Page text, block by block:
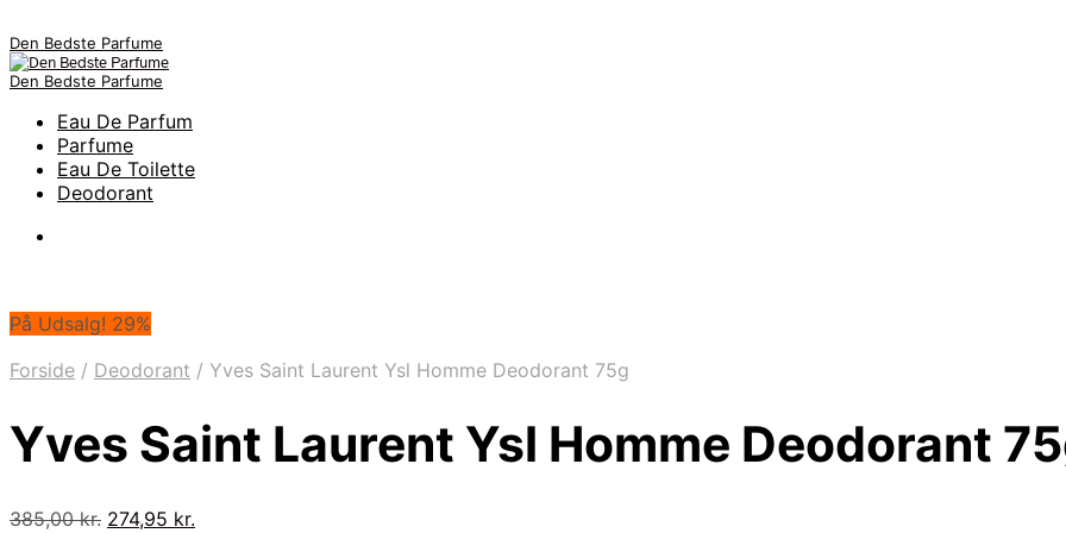
Den Bedste Parfume
Den Bedste Parfume
Eau De Parfum
Parfume
Eau De Toilette
Deodorant
På Udsalg! 29%
Forside / Deodorant / Yves Saint Laurent Ysl Homme Deodorant 75g
Yves Saint Laurent Ysl Homme Deodorant
385,00kr. Den
274,95 kr.